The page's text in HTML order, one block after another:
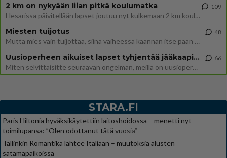
2 km on nykyään liian pitkä koulumatka
Hesarissa päivitellään lapset joutuu nyt kulkemaan 2 km kouluun jösses. Ruostefillarilla tuo matka menee vaikka miten äk
109
Miesten tuijotus
Mutta mies vain tuijottaa, siinä vaiheessa käännän itse pään pois. Mikä juttu? Yleensä jos joku tuijottaa tai katsoo, hä
48
Uusioperheen aikuiset lapset tyhjentää jääkaapin käydessään
Miten selvittäisitte seuraavan ongelman, meillä on uusioperhe, minulla teini-ikäiset lapset ja puolisolla aikuiset, jotk
66
STARA.FI
Paris Hiltonia hyväksikäytettiin laitoshoidossa – menetti nyt
toimilupansa: ”Olen odottanut tätä vuosia”
Tallinkin Romantika lähtee Italiaan – muutoksia alusten
satamapaikoissa